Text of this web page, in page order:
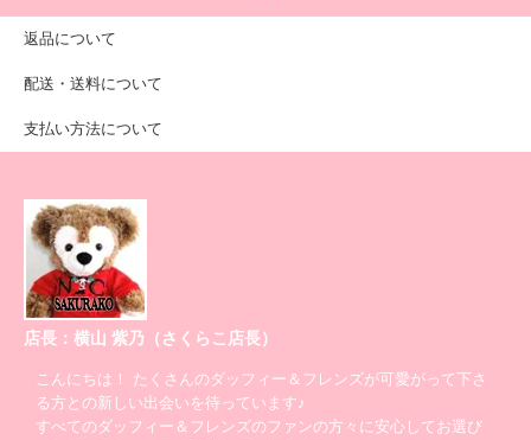
返品について
配送・送料について
支払い方法について
店長：横山 紫乃（さくらこ店長）
こんにちは！ たくさんのダッフィー＆フレンズが可愛がって下さ
る方との新しい出会いを待っています♪
すべてのダッフィー＆フレンズのファンの方々に安心してお選び